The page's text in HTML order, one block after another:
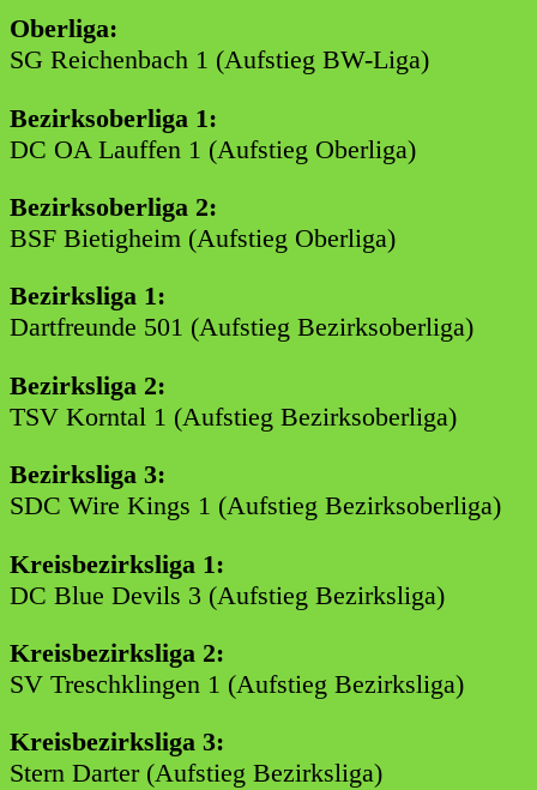
Oberliga:
SG Reichenbach 1 (Aufstieg BW-Liga)
Bezirksoberliga 1:
DC OA Lauffen 1 (Aufstieg Oberliga)
Bezirksoberliga 2:
BSF Bietigheim (Aufstieg Oberliga)
Bezirksliga 1:
Dartfreunde 501 (Aufstieg Bezirksoberliga)
Bezirksliga 2:
TSV Korntal 1 (Aufstieg Bezirksoberliga)
Bezirksliga 3:
SDC Wire Kings 1 (Aufstieg Bezirksoberliga)
Kreisbezirksliga 1:
DC Blue Devils 3 (Aufstieg Bezirksliga)
Kreisbezirksliga 2:
SV Treschklingen 1 (Aufstieg Bezirksliga)
Kreisbezirksliga 3:
Stern Darter (Aufstieg Bezirksliga)